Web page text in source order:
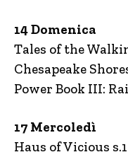
14 Domenica
Tales of the
Chesapeake
Power Book III:
17 Mercoledì
Haus of Vicious